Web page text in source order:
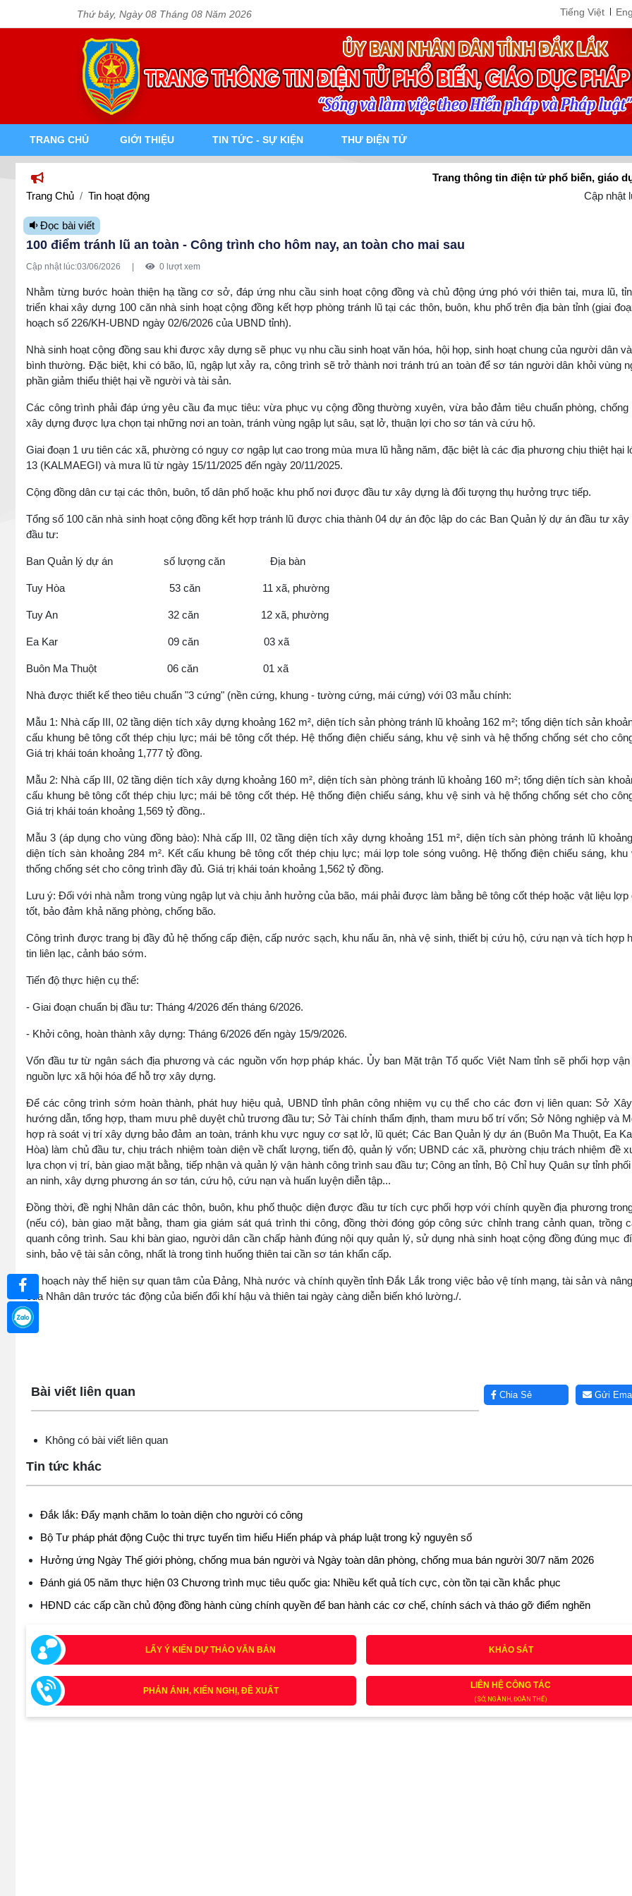
Thứ bảy, Ngày 08 Tháng 08 Năm 2026 Tiếng Việt
TRANG CHỦ GIỚI THIỆU TIN TỨC - SỰ KIỆN THƯ ĐIỆN TỬ
Trang thông tin điện tử phổ biến, giáo dục pháp
Trang Chủ
Tin hoạt động Cập nhật
Đọc bài viết
100 điểm tránh lũ an toàn - Công trình cho hôm nay, an toàn cho mai sau
Cập nhật lúc:03/06/2026 0 lượt xem
Nhằm từng bước hoàn thiện hạ tầng cơ sở, đáp ứng nhu cầu sinh hoạt cộng đồng và chủ động ứng phó với thiên tai, mưa lũ,
triển khai xây dựng 100 căn nhà sinh hoạt cộng đồng kết hợp phòng tránh lũ tại các thôn, buôn, khu phố trên địa bàn tỉnh (giai
hoạch số 226/KH-UBND ngày 02/6/2026 của UBND tỉnh).
Nhà sinh hoạt cộng đồng sau khi được xây dựng sẽ phục vụ nhu cầu sinh hoạt văn hóa, hội họp, sinh hoạt chung của người dân
bình thường. Đặc biệt, khi có bão, lũ, ngập lụt xảy ra, công trình sẽ trở thành nơi tránh trú an toàn để sơ tán người dân khỏi vùng
phần giảm thiểu thiệt hại về người và tài sản.
Các công trình phải đáp ứng yêu cầu đa mục tiêu: vừa phục vụ cộng đồng thường xuyên, vừa bảo đảm tiêu chuẩn phòng, chống
xây dựng được lựa chọn tại những nơi an toàn, tránh vùng ngập lụt sâu, sạt lở, thuận lợi cho sơ tán và cứu hộ.
Giai đoạn 1 ưu tiên các xã, phường có nguy cơ ngập lụt cao trong mùa mưa lũ hằng năm, đặc biệt là các địa phương chịu thiệt hại
13 (KALMAEGI) và mưa lũ từ ngày 15/11/2025 đến ngày 20/11/2025.
Cộng đồng dân cư tại các thôn, buôn, tổ dân phố hoặc khu phố nơi được đầu tư xây dựng là đối tượng thụ hưởng trực tiếp.
Tổng số 100 căn nhà sinh hoạt cộng đồng kết hợp tránh lũ được chia thành 04 dự án độc lập do các Ban Quản lý dự án đầu tư
đầu tư:
Ban Quản lý dự án số lượng căn Địa bàn
Tuy Hòa 53 căn 11 xã, phường
Tuy An 32 căn 12 xã, phường
Ea Kar 09 căn 03 xã
Buôn Ma Thuột 06 căn 01 xã
Nhà được thiết kế theo tiêu chuẩn "3 cứng" (nền cứng, khung - tường cứng, mái cứng) với 03 mẫu chính:
Mẫu 1: Nhà cấp III, 02 tầng diện tích xây dựng khoảng 162 m², diện tích sản phòng tránh lũ khoảng 162 m²; tổng diện tích sản
cấu khung bê tông cốt thép chịu lực; mái bê tông cốt thép. Hệ thống điện chiếu sáng, khu vệ sinh và hệ thống chống sét cho
Giá trị khái toán khoảng 1,777 tỷ đồng.
Mẫu 2: Nhà cấp III, 02 tầng diện tích xây dựng khoảng 160 m², diện tích sàn phòng tránh lũ khoảng 160 m²; tổng diện tích sàn
cấu khung bê tông cốt thép chịu lực; mái bê tông cốt thép. Hệ thống điện chiếu sáng, khu vệ sinh và hệ thống chống sét cho
Giá trị khái toán khoảng 1,569 tỷ đồng..
Mẫu 3 (áp dụng cho vùng đồng bào): Nhà cấp III, 02 tầng diện tích xây dựng khoảng 151 m², diện tích sàn phòng tránh lũ
diện tích sàn khoảng 284 m². Kết cấu khung bê tông cốt thép chịu lực; mái lợp tole sóng vuông. Hệ thống điện chiếu sáng,
thống chống sét cho công trình đầy đủ. Giá trị khái toán khoảng 1,562 tỷ đồng.
Lưu ý: Đối với nhà nằm trong vùng ngập lụt và chịu ảnh hưởng của bão, mái phải được làm bằng bê tông cốt thép hoặc vật liệu
tốt, bảo đảm khả năng phòng, chống bão.
Công trình được trang bị đầy đủ hệ thống cấp điện, cấp nước sạch, khu nấu ăn, nhà vệ sinh, thiết bị cứu hộ, cứu nạn và tích hợp
tin liên lạc, cảnh báo sớm.
Tiến độ thực hiện cụ thể:
- Giai đoạn chuẩn bị đầu tư: Tháng 4/2026 đến tháng 6/2026.
- Khởi công, hoàn thành xây dựng: Tháng 6/2026 đến ngày 15/9/2026.
Vốn đầu tư từ ngân sách địa phương và các nguồn vốn hợp pháp khác. Ủy ban Mặt trận Tổ quốc Việt Nam tỉnh sẽ phối hợp vận
nguồn lực xã hội hóa để hỗ trợ xây dựng.
Để các công trình sớm hoàn thành, phát huy hiệu quả, UBND tỉnh phân công nhiệm vụ cụ thể cho các đơn vị liên quan: Sở
hướng dẫn, tổng hợp, tham mưu phê duyệt chủ trương đầu tư; Sở Tài chính thẩm định, tham mưu bố trí vốn; Sở Nông nghiệp và
hợp rà soát vị trí xây dựng bảo đảm an toàn, tránh khu vực nguy cơ sạt lở, lũ quét; Các Ban Quản lý dự án (Buôn Ma Thuột, Ea
Hòa) làm chủ đầu tư, chịu trách nhiệm toàn diện về chất lượng, tiến độ, quản lý vốn; UBND các xã, phường chịu trách nhiệm đề
lựa chọn vị trí, bàn giao mặt bằng, tiếp nhận và quản lý vận hành công trình sau đầu tư; Công an tỉnh, Bộ Chỉ huy Quân sự tỉnh
an ninh, xây dựng phương án sơ tán, cứu hộ, cứu nạn và huấn luyện diễn tập...
Đồng thời, đề nghị Nhân dân các thôn, buôn, khu phố thuộc diện được đầu tư tích cực phối hợp với chính quyền địa phương
(nếu có), bàn giao mặt bằng, tham gia giám sát quá trình thi công, đồng thời đóng góp công sức chỉnh trang cảnh quan, trồng
quanh công trình. Sau khi bàn giao, người dân cần chấp hành đúng nội quy quản lý, sử dụng nhà sinh hoạt cộng đồng đúng mục
sinh, bảo vệ tài sản công, nhất là trong tình huống thiên tai cần sơ tán khẩn cấp.
Kế hoạch này thể hiện sự quan tâm của Đảng, Nhà nước và chính quyền tỉnh Đắk Lắk trong việc bảo vệ tính mạng, tài sản và
của Nhân dân trước tác động của biến đổi khí hậu và thiên tai ngày càng diễn biến khó lường./.
Gửi
Chia Sẻ
Bài viết liên quan
Không có bài viết liên quan
Tin tức khác
Đắk lắk: Đẩy mạnh chăm lo toàn diện cho người có công
Bộ Tư pháp phát động Cuộc thi trực tuyến tìm hiểu Hiến pháp và pháp luật trong kỷ nguyên số
Hưởng ứng Ngày Thế giới phòng, chống mua bán người và Ngày toàn dân phòng, chống mua bán người 30/7 năm 2026
Đánh giá 05 năm thực hiện 03 Chương trình mục tiêu quốc gia: Nhiều kết quả tích cực, còn tồn tại cần khắc phục
HĐND các cấp cần chủ động đồng hành cùng chính quyền để ban hành các cơ chế, chính sách và tháo gỡ điểm nghẽn
LẤY Ý KIẾN DỰ THẢO VĂN BẢN KHẢO SÁT
PHẢN ÁNH, KIẾN NGHỊ, ĐỀ XUẤT
LIÊN HỆ CÔNG TÁC
(SỞ, NGÀNH, ĐOÀN THỂ)